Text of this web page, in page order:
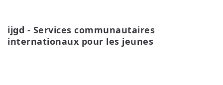
ijgd - Services communautaires
internationaux pour les jeunes